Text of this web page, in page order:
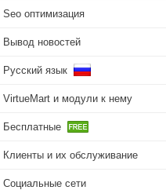
Seo оптимизация
Вывод новостей
Русский язык
VirtueMart и модули к нему
Бесплатные
Клиенты и их обслуживание
Социальные сети